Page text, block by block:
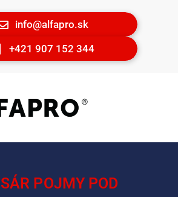
info@alfapro.sk
+421 907 152 344
POJMY POD